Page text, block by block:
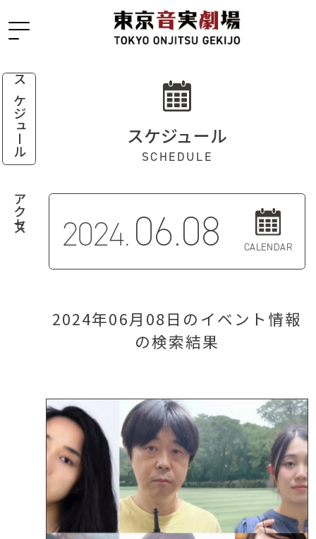
スケジュール
アクセス
スケジュール
SCHEDULE
2024.06.08 CALENDAR
2024年06月08日のイベント情報
の検索結果